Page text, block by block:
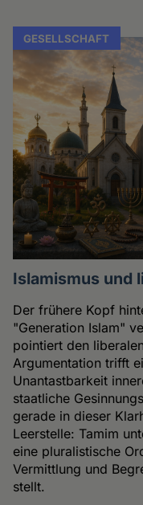
GESELLSCHAFT
Islamismus und
Der frühere Kopf
"Generation Islam"
pointiert den
Argumentation trifft
Unantastbarkeit
staatliche
gerade in dieser
Leerstelle: Tamim
eine pluralistische
Vermittlung und
stellt.